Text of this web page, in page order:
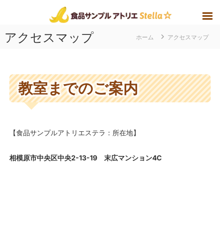
アクセスマップ ホーム アクセスマップ
教室までのご案内
【食品サンプルアトリエステラ：所在地】
相模原市中央区中央2-13-19 末広マンション4C